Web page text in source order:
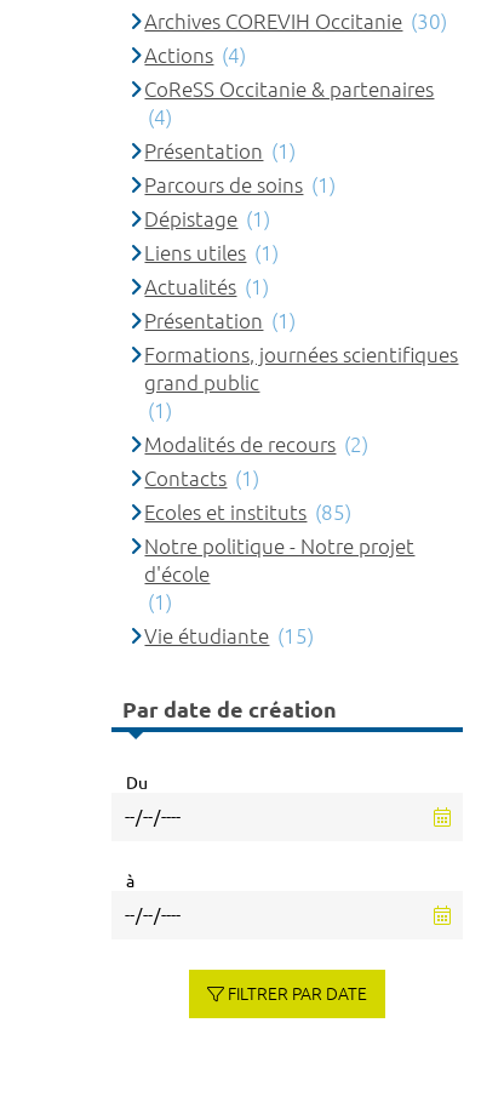
Archives COREVIH Occitanie (30)
Actions (4)
CoReSS Occitanie & partenaires
(4)
Présentation (1)
Parcours de soins (1)
Dépistage (1)
Liens utiles (1)
Actualités (1)
Présentation (1)
Formations, journées scientifiques
grand public
(1)
Modalités de recours (2)
Contacts (1)
Ecoles et instituts (85)
Notre politique - Notre projet
d'école
(1)
Vie étudiante (15)
Par date de création
Du
à
FILTRER PAR DATE